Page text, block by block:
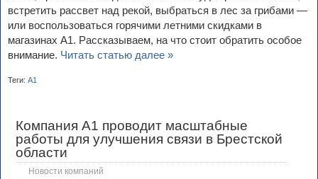
встретить рассвет над рекой, выбраться в лес за грибами —
или воспользоваться горячими летними скидками в
магазинах А1. Рассказываем, на что стоит обратить особое
внимание. Читать статью далее »
Теги: А1
Компания А1 проводит масштабные
работы для улучшения связи в Брестской
области
Новости компаний